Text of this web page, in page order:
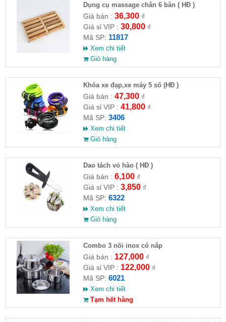
Dụng cụ massage chân 6 bàn ( HĐ )
Giá bán : 36,300₫
Giá sỉ VIP : 30,800₫
Mã SP: 11817
Xem chi tiết
Giỏ hàng
Khóa xe đạp,xe máy 5 số (HĐ )
Giá bán : 47,300₫
Giá sỉ VIP : 41,800₫
Mã SP: 3406
Xem chi tiết
Giỏ hàng
Dao tách vỏ hào ( HĐ )
Giá bán : 6,100₫
Giá sỉ VIP : 3,850₫
Mã SP: 6322
Xem chi tiết
Giỏ hàng
Combo 3 nồi inox có nắp
Giá bán : 127,000₫
Giá sỉ VIP : 122,000₫
Mã SP: 6021
Xem chi tiết
Tạm hết hàng